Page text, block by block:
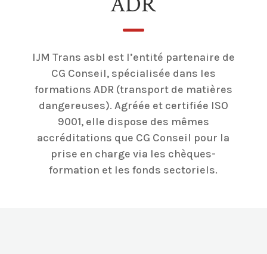
IJM Trans asbl est l’entité partenaire de
CG Conseil, spécialisée dans les
formations ADR (transport de matières
dangereuses). Agréée et certifiée ISO
9001, elle dispose des mêmes
accréditations que CG Conseil pour la
prise en charge via les chèques-
formation et les fonds sectoriels.